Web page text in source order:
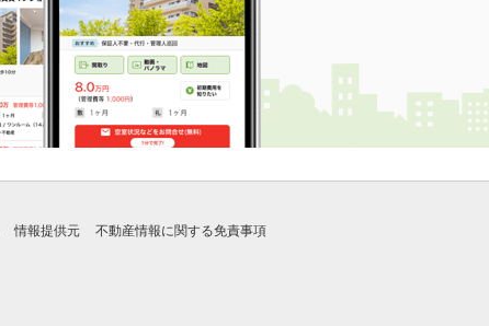
情報提供元 不動産情報に関する免責事項